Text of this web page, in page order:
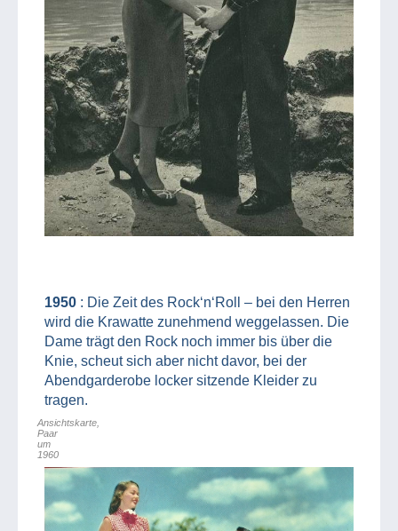
1950 : Die Zeit des Rock‘n‘Roll – bei den Herren
wird die Krawatte zunehmend weggelassen. Die
Dame trägt den Rock noch immer bis über die
Knie, scheut sich aber nicht davor, bei der
Abendgarderobe locker sitzende Kleider zu
tragen.
Ansichtskarte,
Paar
um
1960